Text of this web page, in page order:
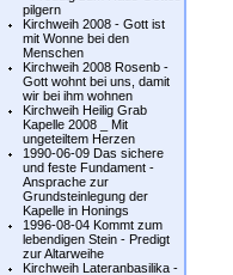
pilgern
Kirchweih 2008 - Gott ist
mit Wonne bei den
Menschen
Kirchweih 2008 Rosenb -
Gott wohnt bei uns, damit
wir bei ihm wohnen
Kirchweih Heilig Grab
Kapelle 2008 _ Mit
ungeteiltem Herzen
1990-06-09 Das sichere
und feste Fundament -
Ansprache zur
Grundsteinlegung der
Kapelle in Honings
1996-08-04 Kommt zum
lebendigen Stein - Predigt
zur Altarweihe
Kirchweih Lateranbasilika -